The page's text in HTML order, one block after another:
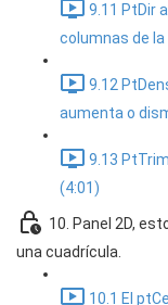
9.11 PtDir
columnas de
9.12
aumenta o
9.13
(4:01)
10. Panel 2D,
una cuadrícula.
10.1 El